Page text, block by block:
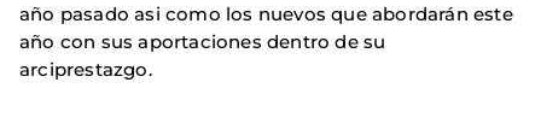
año pasado asi como los nuevos que abordarán este
año con sus aportaciones dentro de su
arciprestazgo.